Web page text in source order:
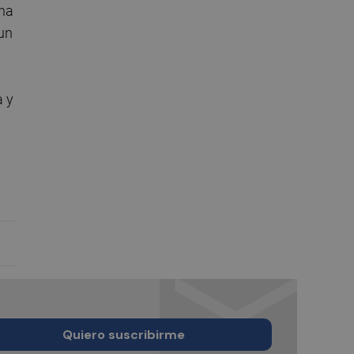
y
Quiero suscribirme